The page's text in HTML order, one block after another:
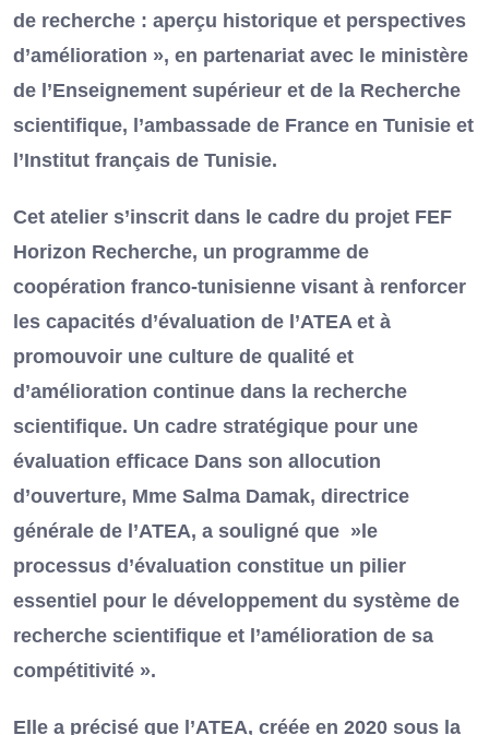
de recherche : aperçu historique et perspectives
d’amélioration », en partenariat avec le ministère
de l’Enseignement supérieur et de la Recherche
scientifique, l’ambassade de France en Tunisie et
l’Institut français de Tunisie.
Cet atelier s’inscrit dans le cadre du projet FEF
Horizon Recherche, un programme de
coopération franco-tunisienne visant à renforcer
les capacités d’évaluation de l’ATEA et à
promouvoir une culture de qualité et
d’amélioration continue dans la recherche
scientifique. Un cadre stratégique pour une
évaluation efficace Dans son allocution
d’ouverture, Mme Salma Damak, directrice
générale de l’ATEA, a souligné que »le
processus d’évaluation constitue un pilier
essentiel pour le développement du système de
recherche scientifique et l’amélioration de sa
compétitivité ».
Elle a précisé que l’ATEA, créée en 2020 sous la